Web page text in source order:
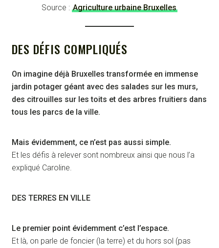
Source : Agriculture urbaine Bruxelles
DES DÉFIS COMPLIQUÉS
On imagine déjà Bruxelles transformée en immense
jardin potager géant avec des salades sur les murs,
des citrouilles sur les toits et des arbres fruitiers dans
tous les parcs de la ville.
Mais évidemment, ce n’est pas aussi simple.
Et les défis à relever sont nombreux ainsi que nous l’a
expliqué Caroline.
DES TERRES EN VILLE
Le premier point évidemment c’est l’espace.
Et là, on parle de foncier (la terre) et du hors sol (pas